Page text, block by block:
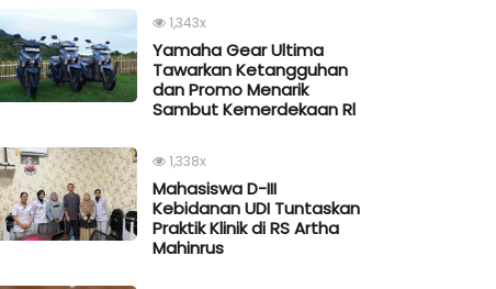
1,343x
Yamaha Gear Ultima
Tawarkan Ketangguhan
dan Promo Menarik
Sambut Kemerdekaan Rl
1,338x
Mahasiswa D-III
Kebidanan UDI Tuntaskan
Praktik Klinik di RS Artha
Mahinrus